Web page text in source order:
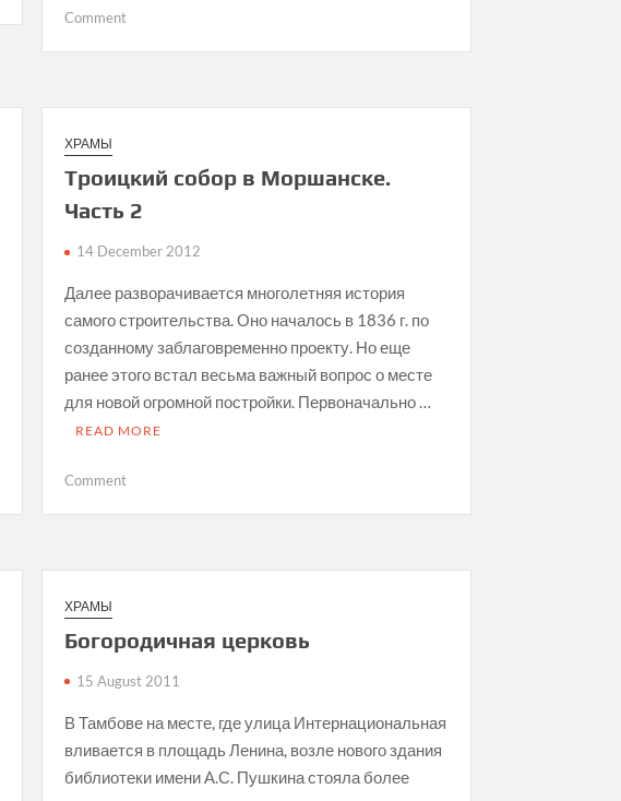
Commenton
Моршанске.
ХРАМЫ
Троицкий собор в Моршанске.
Часть 2
14 December 2012
Далее разворачивается многолетняя история
самого строительства. Оно началось в 1836 г. по
созданному заблаговременно проекту. Но еще
ранее этого встал весьма важный вопрос о месте
для новой огромной постройки. Первоначально …
READ MORE
Commenton
Моршанске.
ХРАМЫ
Богородичная церковь
15 August 2011
В Тамбове на месте, где улица Интернациональная
вливается в площадь Ленина, возле нового здания
библиотеки имени А.С. Пушкина стояла более